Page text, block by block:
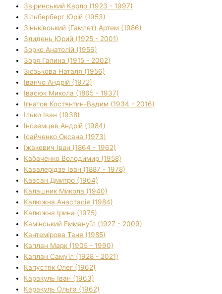
Звіринський Карло (1923 - 1997)
Зільберберг Юрій (1953)
Зіньківський (Гамлет) Артем (1986)
Злидень Юрий (1925 - 2001)
Зорко Анатолій (1956)
Зоря Галина (1915 - 2002)
Зюзькова Наталя (1956)
Іванчо Андрій (1972)
Івасюк Микола (1865 - 1937)
Ігнатов Костянтин-Вадим (1934 - 2016)
Ілько Іван (1938)
Іноземцев Андрій (1984)
Ісайченко Оксана (1973)
Їжакевич Іван (1864 - 1962)
Кабаченко Володимир (1958)
Кавалерідзе Іван (1887 - 1978)
Кавсан Дмитро (1964)
Калашник Микола (1940)
Калюжна Анастасія (1984)
Калюжна Ірина (1975)
Камінський Еммануїл (1927 - 2009)
Кантемірова Таня (1985)
Каплан Марк (1905 - 1990)
Каплан Самуїл (1928 - 2021)
Капустяк Олег (1962)
Каракуль Іван (1963)
Каракуль Ольга (1962)